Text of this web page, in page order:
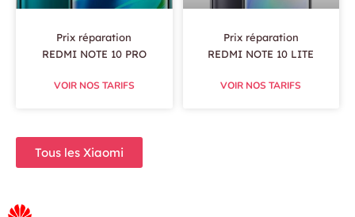
Prix réparation
REDMI NOTE 10 PRO
VOIR NOS TARIFS
Prix réparation
REDMI NOTE 10 LITE
VOIR NOS TARIFS
Tous les Xiaomi